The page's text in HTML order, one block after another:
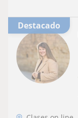
Destacado